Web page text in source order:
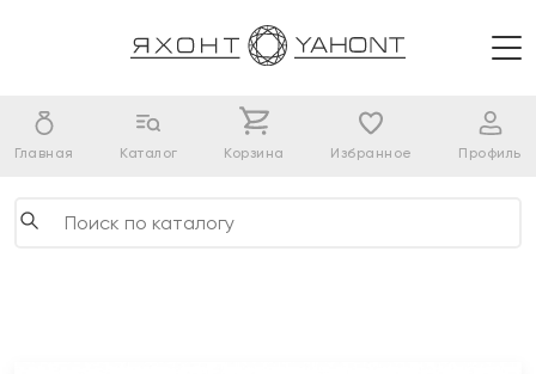
Главная Каталог Корзина Избранное Профиль